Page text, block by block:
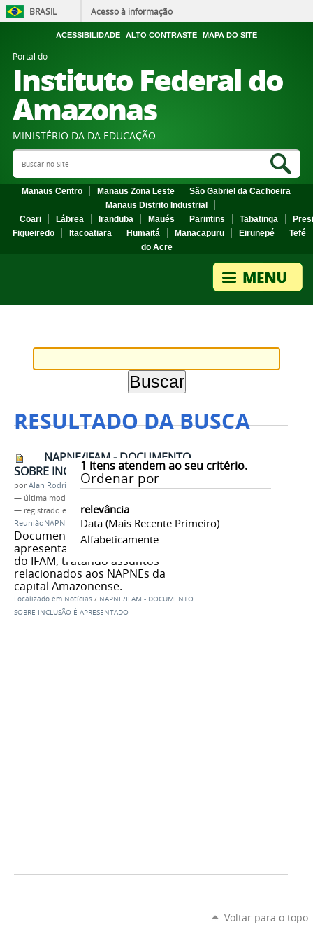
BRASIL Acesso à informação
ACESSIBILIDADE ALTO CONTRASTE MAPA DO SITE
Portal do
Instituto Federal do
Amazonas
MINISTÉRIO DA DA EDUCAÇÃO
Search Site
Manaus Centro Manaus Zona Leste
São Gabriel da Cachoeira
Manaus Distrito Industrial
Coari
Lábrea Iranduba Maués Parintins Tabatinga
Figueiredo
Itacoatiara Humaitá Manacapuru Eirunepé
Tefé
do Acre
RESULTADO DA BUSCA
1 itens atendem ao seu critério.
Ordenar por
relevância
Data (mais Recente Primeiro)
Alfabeticamente
NAPNE/IFAM - DOCUMENTO
SOBRE INCLUSÃO É APRESENTADO
porAlan Rodrigues de Lima
— última modificação
— registrado em:
Documento,ReitoriaIFAM
ReuniãoNAPNEs
PROEX, NAPNE
Documento orientador foi
apresentado na sede da reitoria
do IFAM, tratando assuntos
relacionados aos NAPNEs da
capital Amazonense.
Localizado em Notícias / NAPNE/IFAM - DOCUMENTO
SOBRE INCLUSÃO É APRESENTADO
Voltar para o topo